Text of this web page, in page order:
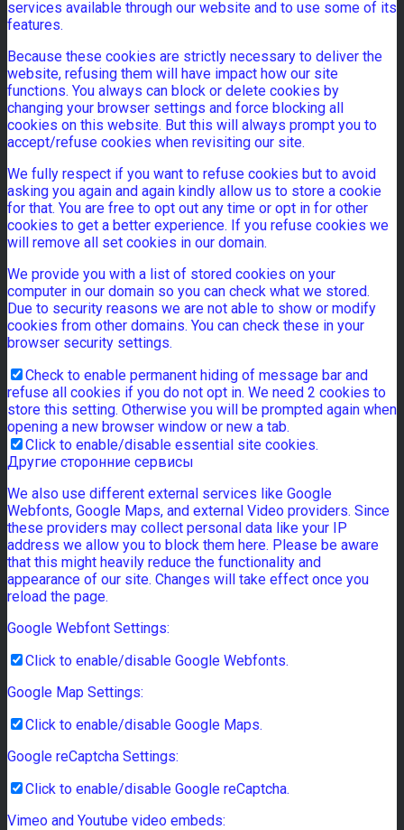
services available through our website and to use some of its
features.
Because these cookies are strictly necessary to deliver the
website, refusing them will have impact how our site
functions. You always can block or delete cookies by
changing your browser settings and force blocking all
cookies on this website. But this will always prompt you to
accept/refuse cookies when revisiting our site.
We fully respect if you want to refuse cookies but to avoid
asking you again and again kindly allow us to store a cookie
for that. You are free to opt out any time or opt in for other
cookies to get a better experience. If you refuse cookies we
will remove all set cookies in our domain.
We provide you with a list of stored cookies on your
computer in our domain so you can check what we stored.
Due to security reasons we are not able to show or modify
cookies from other domains. You can check these in your
browser security settings.
Check to enable permanent hiding of message bar and
refuse all cookies if you do not opt in. We need 2 cookies to
store this setting. Otherwise you will be prompted again when
opening a new browser window or new a tab.
Click to enable/disable essential site cookies.
Другие сторонние сервисы
We also use different external services like Google
Webfonts, Google Maps, and external Video providers. Since
these providers may collect personal data like your IP
address we allow you to block them here. Please be aware
that this might heavily reduce the functionality and
appearance of our site. Changes will take effect once you
reload the page.
Google Webfont Settings:
Click to enable/disable Google Webfonts.
Google Map Settings:
Click to enable/disable Google Maps.
Google reCaptcha Settings:
Click to enable/disable Google reCaptcha.
Vimeo and Youtube video embeds: